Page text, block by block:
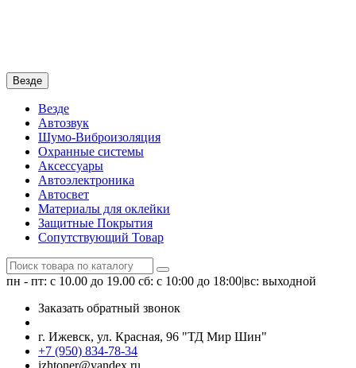
Везде
Везде
Автозвук
Шумо-Виброизоляция
Охранные системы
Аксессуары
Автоэлектроника
Автосвет
Материалы для оклейки
Защитные Покрытия
Сопутствующий Товар
пн - пт: с 10.00 до 19.00 сб: с 10:00 до 18:00|вс: выходной
Заказать обратный звонок
г. Ижевск, ул. Красная, 96 "ТД Мир Шин"
+7 (950) 834-78-34
izhtoner@yandex.ru